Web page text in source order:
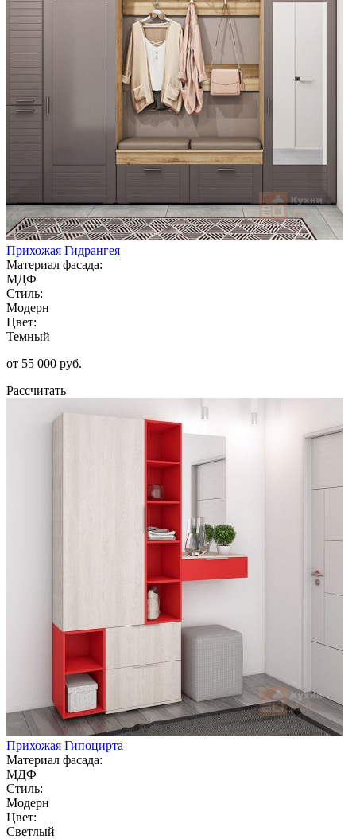
Прихожая Гидрангея
Материал фасада:
МДФ
Стиль:
Модерн
Цвет:
Темный
от 55 000 руб.
Рассчитать
Прихожая Гипоцирта
Материал фасада:
МДФ
Стиль:
Модерн
Цвет:
Светлый